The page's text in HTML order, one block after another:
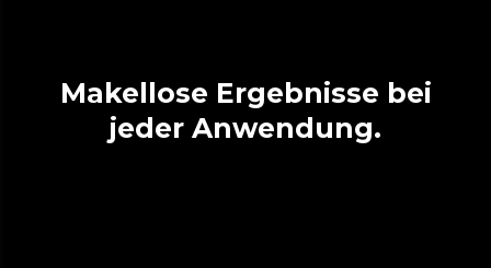
Makellose Ergebnisse bei
jeder Anwendung.